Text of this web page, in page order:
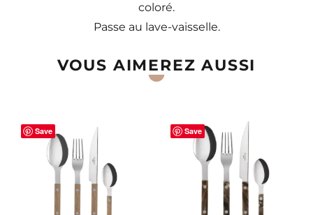
coloré.
Passe au lave-vaisselle.
VOUS AIMEREZ AUSSI
Save Save